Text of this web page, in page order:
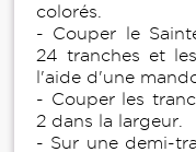
colorés.
- Couper le
24 tranches et
l'aide d'une
- Couper les
2 dans la largeur.
- Sur une demi-